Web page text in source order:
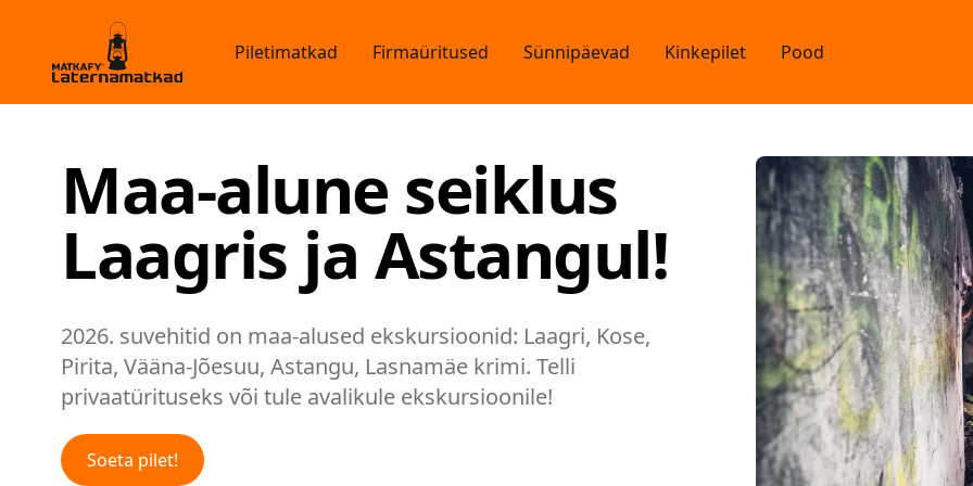
Piletimatkad Firmaüritused Sünnipäevad Kinkepilet Pood
Maa-alune seiklus
Laagris ja Astangul!
2026. suvehitid on maa-alused ekskursioonid: Laagri, Kose,
Pirita, Vääna-Jõesuu, Astangu, Lasnamäe krimi. Telli
privaatürituseks või tule avalikule ekskursioonile!
Soeta pilet!